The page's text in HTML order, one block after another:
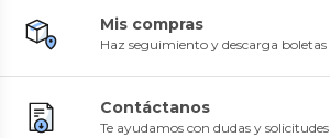
Mis compras
Haz seguimiento y descarga boletas
Contáctanos
Te ayudamos con dudas y solicitudes